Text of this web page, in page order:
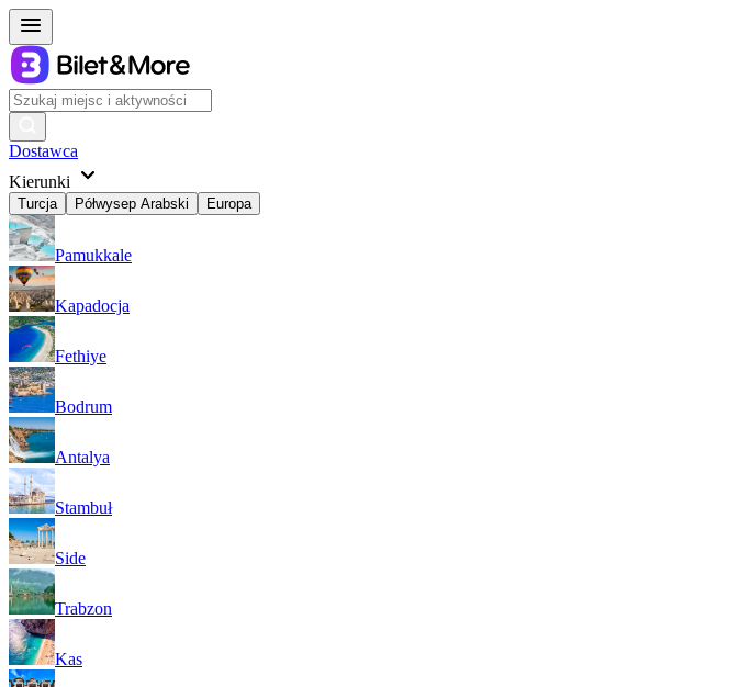
Dostawca
Kierunki
Turcja Półwysep Arabski Europa
Pamukkale
Kapadocja
Fethiye
Bodrum
Antalya
Stambuł
Side
Trabzon
Kas